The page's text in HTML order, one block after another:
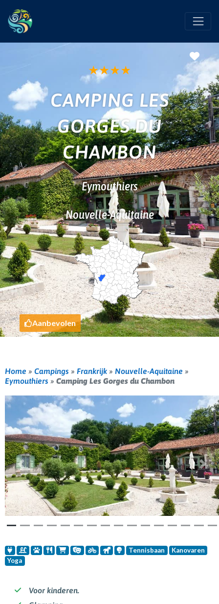
★★★★
CAMPING LES
GORGES DU
CHAMBON
Eymouthiers
Nouvelle-Aquitaine
Aanbevolen
Home » Campings » Frankrijk » Nouvelle-Aquitaine »
Eymouthiers » Camping Les Gorges du Chambon
Vorige
Tennisbaan
Kanovaren
Yoga
Voor kinderen.